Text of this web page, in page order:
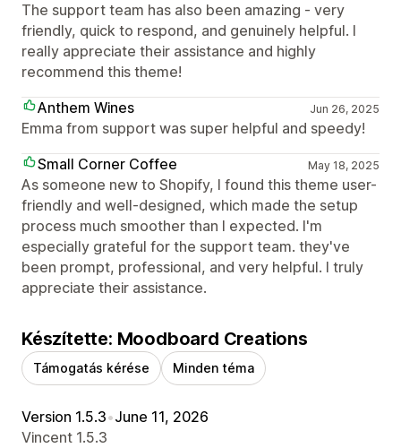
The support team has also been amazing - very
friendly, quick to respond, and genuinely helpful. I
really appreciate their assistance and highly
recommend this theme!
Anthem Wines
Jun 26, 2025
Emma from support was super helpful and speedy!
Small Corner Coffee
May 18, 2025
As someone new to Shopify, I found this theme user-
friendly and well-designed, which made the setup
process much smoother than I expected. I'm
especially grateful for the support team. they've
been prompt, professional, and very helpful. I truly
appreciate their assistance.
Készítette: Moodboard Creations
Támogatás kérése Minden téma
Version 1.5.3•June 11, 2026
Vincent 1.5.3